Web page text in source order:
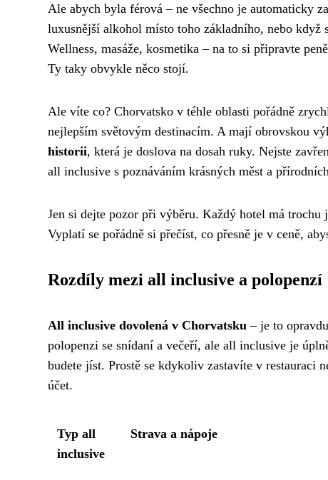
Ale abych byla férová – ne všechno je automaticky
luxusnější alkohol místo toho základního, nebo když
Wellness, masáže, kosmetika – na to si připravte
Ty taky obvykle něco stojí.
Ale víte co? Chorvatsko v téhle oblasti pořádně
nejlepším světovým destinacím. A mají obrovskou
historii, která je doslova na dosah ruky. Nejste
all inclusive s poznáváním krásných měst a
Jen si dejte pozor při výběru. Každý hotel má
Vyplatí se pořádně si přečíst, co přesně je v ceně,
Rozdíly mezi all inclusive a polopenzí
All inclusive dovolená v Chorvatsku – je to
polopenzi se snídaní a večeří, ale all inclusive je
budete jíst. Prostě se kdykoliv zastavíte v restauraci
účet.
Typ all
inclusive
Strava a nápoje